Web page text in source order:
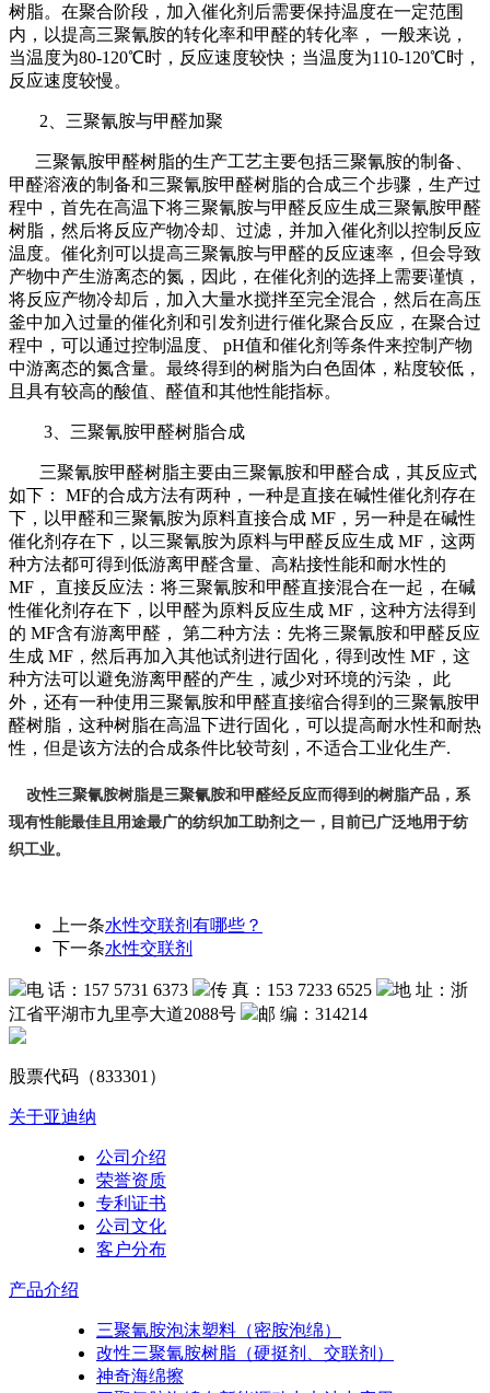
树脂。在聚合阶段，加入催化剂后需要保持温度在一定范围
内，以提高三聚氰胺的转化率和甲醛的转化率， 一般来说，
当温度为80-120℃时，反应速度较快；当温度为110-120℃时，
反应速度较慢。
2、三聚氰胺与甲醛加聚
三聚氰胺甲醛树脂的生产工艺主要包括三聚氰胺的制备、
甲醛溶液的制备和三聚氰胺甲醛树脂的合成三个步骤，生产过
程中，首先在高温下将三聚氰胺与甲醛反应生成三聚氰胺甲醛
树脂，然后将反应产物冷却、过滤，并加入催化剂以控制反应
温度。催化剂可以提高三聚氰胺与甲醛的反应速率，但会导致
产物中产生游离态的氮，因此，在催化剂的选择上需要谨慎，
将反应产物冷却后，加入大量水搅拌至完全混合，然后在高压
釜中加入过量的催化剂和引发剂进行催化聚合反应，在聚合过
程中，可以通过控制温度、 pH值和催化剂等条件来控制产物
中游离态的氮含量。最终得到的树脂为白色固体，粘度较低，
且具有较高的酸值、醛值和其他性能指标。
3、三聚氰胺甲醛树脂合成
三聚氰胺甲醛树脂主要由三聚氰胺和甲醛合成，其反应式
如下： MF的合成方法有两种，一种是直接在碱性催化剂存在
下，以甲醛和三聚氰胺为原料直接合成 MF，另一种是在碱性
催化剂存在下，以三聚氰胺为原料与甲醛反应生成 MF，这两
种方法都可得到低游离甲醛含量、高粘接性能和耐水性的
MF， 直接反应法：将三聚氰胺和甲醛直接混合在一起，在碱
性催化剂存在下，以甲醛为原料反应生成 MF，这种方法得到
的 MF含有游离甲醛， 第二种方法：先将三聚氰胺和甲醛反应
生成 MF，然后再加入其他试剂进行固化，得到改性 MF，这
种方法可以避免游离甲醛的产生，减少对环境的污染， 此
外，还有一种使用三聚氰胺和甲醛直接缩合得到的三聚氰胺甲
醛树脂，这种树脂在高温下进行固化，可以提高耐水性和耐热
性，但是该方法的合成条件比较苛刻，不适合工业化生产.
改性三聚氰胺树脂是三聚氰胺和甲醛经反应而得到的树脂产品，系
现有性能最佳且用途最广的纺织加工助剂之一，目前已广泛地用于纺
织工业。
上一条水性交联剂有哪些？
下一条水性交联剂
电 话：157 5731 6373 传 真：153 7233 6525
地 址：浙
江省平湖市九里亭大道2088号
邮 编：314214
股票代码（833301）
关于亚迪纳
公司介绍
荣誉资质
专利证书
公司文化
客户分布
产品介绍
三聚氰胺泡沫塑料（密胺泡绵）
改性三聚氰胺树脂（硬挺剂、交联剂）
神奇海绵擦